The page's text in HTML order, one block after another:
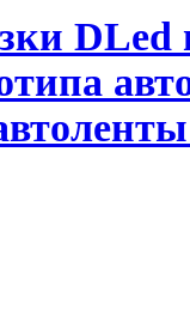
DLed